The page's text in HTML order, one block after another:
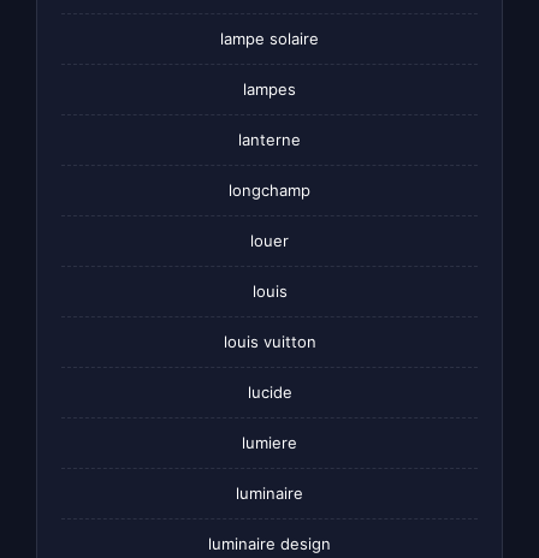
lampe solaire
lampes
lanterne
longchamp
louer
louis
louis vuitton
lucide
lumiere
luminaire
luminaire design